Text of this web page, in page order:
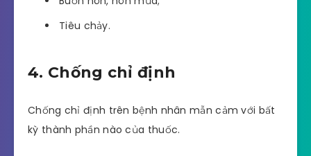
Tiêu chảy.
4. Chống chỉ định
Chống chỉ định trên bệnh nhân mẫn cảm với bất
kỳ thành phần nào của thuốc.